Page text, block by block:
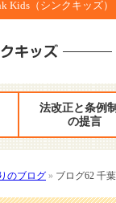
Kids（シンクキッズ）
法改正と条例
の提言
のブログ » ブログ62 千